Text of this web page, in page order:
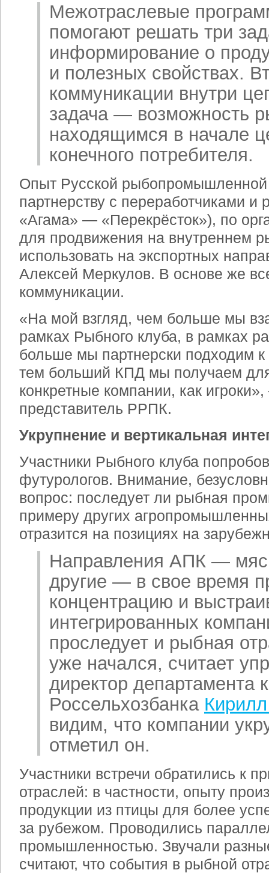
Межотраслевые
помогают решать три
информирование о
и полезных свойствах.
коммуникации внутри
задача — возможность
находящимся в начале
конечного потребителя.
Опыт Русской рыбопромышленной
партнерству с переработчиками
«Агама» — «Перекрёсток»), по
для продвижения на внутреннем
использовать на экспортных
Алексей Меркулов. В основе же
коммуникации.
«На мой взгляд, чем больше мы
рамках Рыбного клуба, в рамках
больше мы партнерски подходим к
тем больший КПД мы получаем
конкретные компании, как
представитель РРПК.
Укрупнение и вертикальная
Участники Рыбного клуба
футурологов. Внимание,
вопрос: последует ли рыбная
примеру других
отразится на позициях на
Направления АПК —
другие — в свое время
концентрацию и
интегрированных
проследует и рыбная
уже начался, считает
директор департамента
Россельхозбанка
видим, что компании
отметил он.
Участники встречи обратились к
отраслей: в частности, опыту
продукции из птицы для более
за рубежом. Проводились
промышленностью. Звучали
считают, что события в рыбной